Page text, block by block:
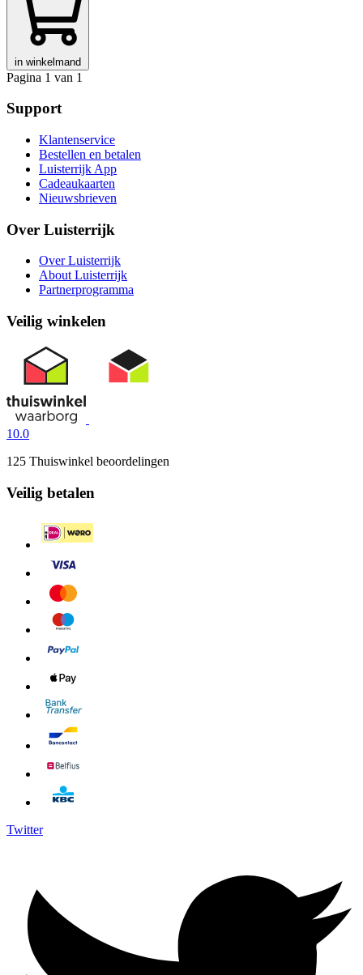
in winkelmand
Pagina 1 van 1
Support
Klantenservice
Bestellen en betalen
Luisterrijk App
Cadeaukaarten
Nieuwsbrieven
Over Luisterrijk
Over Luisterrijk
About Luisterrijk
Partnerprogramma
Veilig winkelen
10.0
125 Thuiswinkel beoordelingen
Veilig betalen
Twitter